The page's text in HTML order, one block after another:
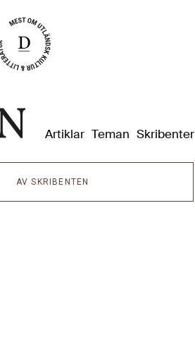
Artiklar Teman Skribenter
AV SKRIBENTEN